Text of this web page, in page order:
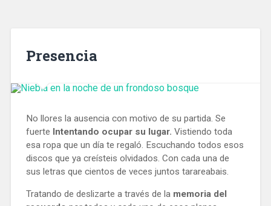
Presencia
No llores la ausencia con motivo de su partida. Se
fuerte Intentando ocupar su lugar. Vistiendo toda
esa ropa que un día te regaló. Escuchando todos esos
discos que ya creísteis olvidados. Con cada una de
sus letras que cientos de veces juntos tarareabais.
Tratando de deslizarte a través de la memoria del